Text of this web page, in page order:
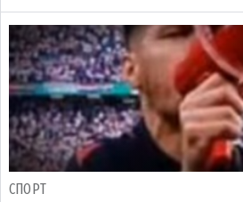
СПОРТ